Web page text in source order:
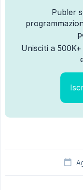
Publer
Unisciti a